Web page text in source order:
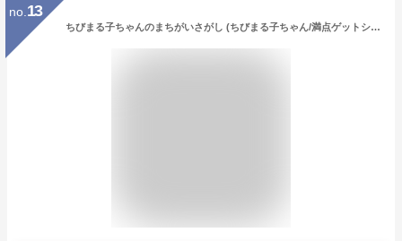
no. 13
ちびまる子ちゃんのまちがいさがし (ちびまる子ちゃん/満点ゲットシリーズ)